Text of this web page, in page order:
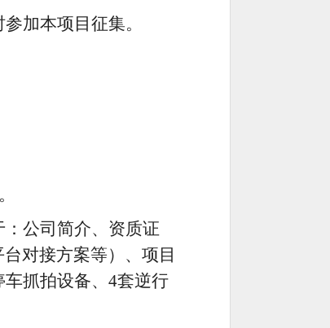
加本项目征集。
公司简介、资质证
对接方案等）、项目
车抓拍设备、4套逆行